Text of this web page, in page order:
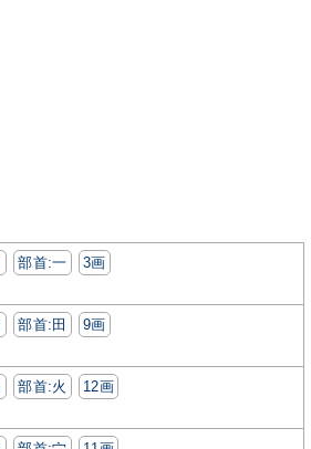
部首:⼀ 3画
部首:⽥ 9画
部首:⽕ 12画